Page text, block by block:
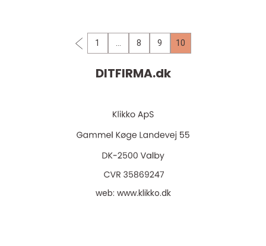
1 8 9 10
DITFIRMA.dk
web: www.klikko.dk